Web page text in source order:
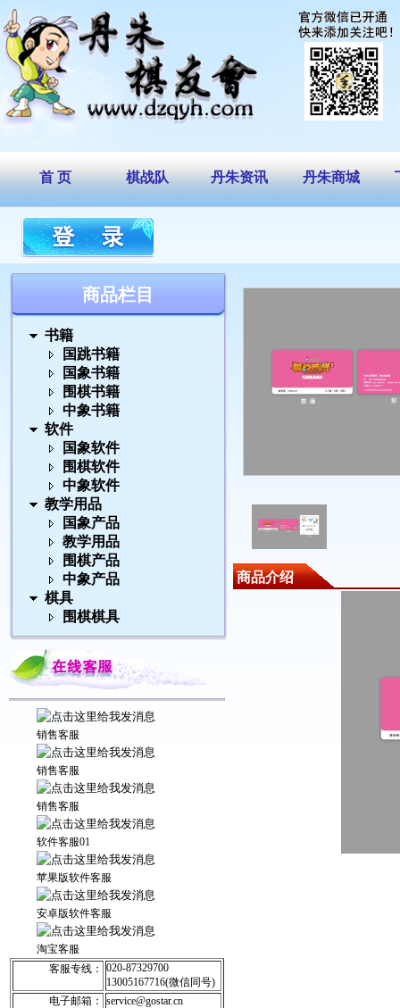
首 页 棋战队 丹朱资讯 丹朱商城
商品栏目
书籍
国跳书籍
国象书籍
围棋书籍
中象书籍
软件
国象软件
围棋软件
中象软件
教学用品
国象产品
教学用品
围棋产品
中象产品
棋具
围棋棋具
销售客服
销售客服
销售客服
软件客服01
苹果版软件客服
安卓版软件客服
淘宝客服
客服专线：
020-87329700
13005167716(微信同号)
电子邮箱：
service@gostar.cn
商品介绍